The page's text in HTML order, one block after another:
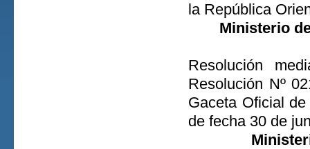
la República
Ministerio
Resolución
Resolución Nº
Gaceta Oficial
de fecha 30 de